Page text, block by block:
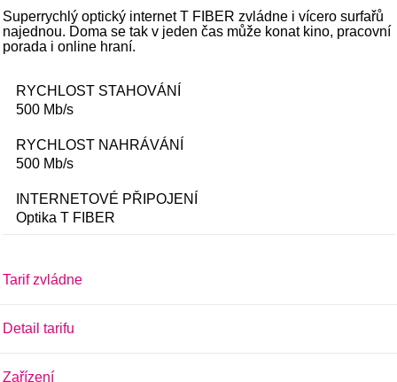
Superrychlý optický internet T FIBER zvládne i vícero surfařů
najednou. Doma se tak v jeden čas může konat kino, pracovní
porada i online hraní.
RYCHLOST STAHOVÁNÍ
500 Mb/s
RYCHLOST NAHRÁVÁNÍ
500 Mb/s
INTERNETOVÉ PŘIPOJENÍ
Optika T FIBER
Tarif zvládne
Detail tarifu
Zařízení